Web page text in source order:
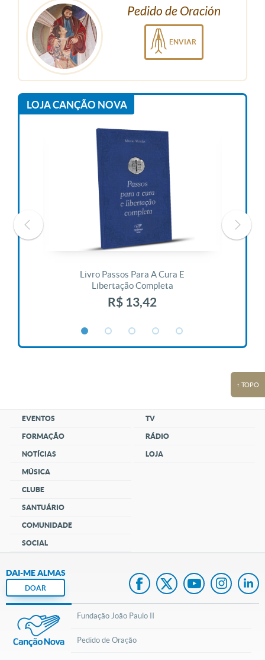
Pedido de Oración
ENVIAR
LOJA CANÇÃO NOVA
Livro Passos Para A Cura E
Libertação Completa
R$ 13,42
↑ TOPO
EVENTOS
FORMAÇÃO
NOTÍCIAS
MÚSICA
CLUBE
SANTUÁRIO
COMUNIDADE
SOCIAL
TV
RÁDIO
LOJA
DAI-ME ALMAS
DOAR
Fundação João Paulo II
Pedido de Oração